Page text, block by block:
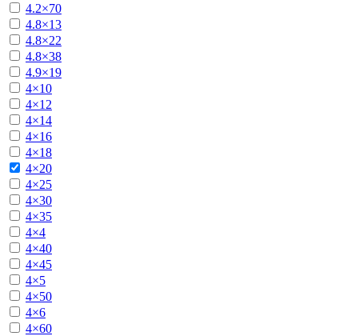
4.2×70
4.8×13
4.8×22
4.8×38
4.9×19
4×10
4×12
4×14
4×16
4×18
4×20
4×25
4×30
4×35
4×4
4×40
4×45
4×5
4×50
4×6
4×60